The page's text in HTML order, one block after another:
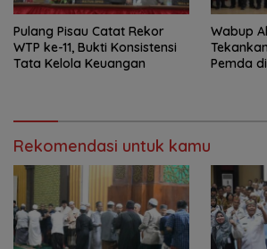
Pulang Pisau Catat Rekor
WTP ke-11, Bukti Konsistensi
Tata Kelola Keuangan
Wabup
Pemda
Rekomendasi untuk kamu